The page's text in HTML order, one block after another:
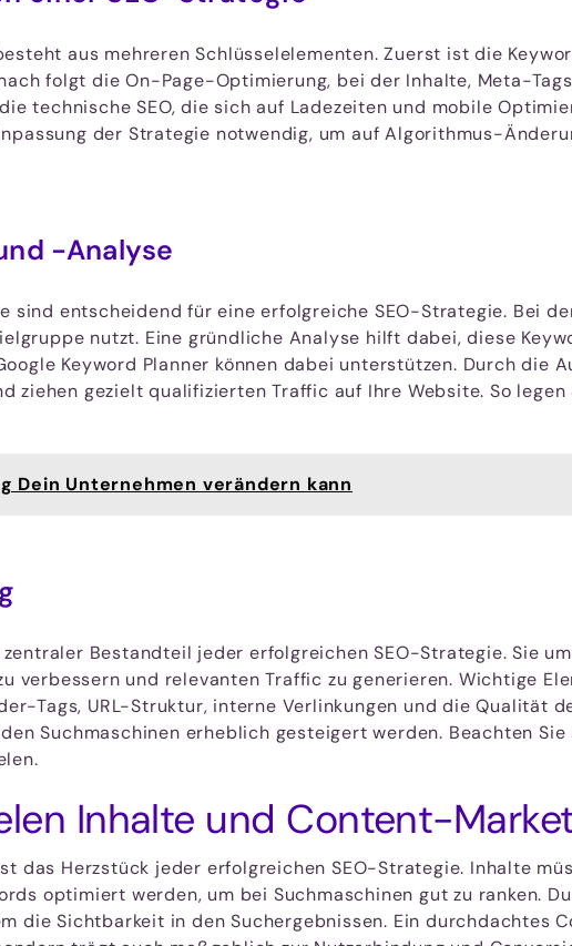
aus mehreren Schlüsselelementen. Zuerst ist die
folgt die On-Page-Optimierung, bei der Inhalte, Meta-
technische SEO, die sich auf Ladezeiten und mobile
der Strategie notwendig, um auf Algorithmus-
-Analyse
sind entscheidend für eine erfolgreiche SEO-Strategie. Bei
nutzt. Eine gründliche Analyse hilft dabei, diese
Keyword Planner können dabei unterstützen. Durch die
ziehen gezielt qualifizierten Traffic auf Ihre Website. So
Dein Unternehmen verändern kann
Bestandteil jeder erfolgreichen SEO-Strategie. Sie
verbessern und relevanten Traffic zu generieren. Wichtige
Tags, URL-Struktur, interne Verlinkungen und die Qualität
Suchmaschinen erheblich gesteigert werden. Beachten
Inhalte und Content-
das Herzstück jeder erfolgreichen SEO-Strategie. Inhalte
optimiert werden, um bei Suchmaschinen gut zu ranken.
die Sichtbarkeit in den Suchergebnissen. Ein